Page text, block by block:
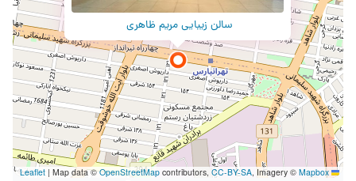
سالن زیبایی مریم ظاهری
Leaflet
| Map data ©OpenStreetMapcontributors, CC-BY-SA, Imagery © Mapbox